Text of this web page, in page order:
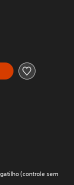
(controle sem